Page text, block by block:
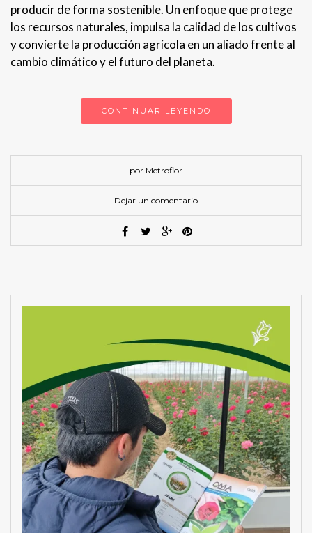
producir de forma sostenible. Un enfoque que protege
los recursos naturales, impulsa la calidad de los cultivos
y convierte la producción agrícola en un aliado frente al
cambio climático y el futuro del planeta.
CONTINUAR LEYENDO
por Metroflor
Dejar un comentario